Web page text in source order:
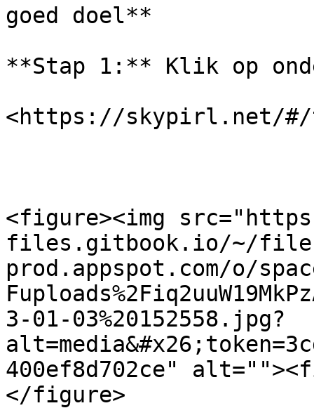
goed doel**
**Stap 1:** Klik op
​<https://skypirl.net/#/
<figure><img
files.gitbook.io/~/
prod.appspot.com/o/
3-01-03%20152558.jpg?
400ef8d702ce"
</figure>